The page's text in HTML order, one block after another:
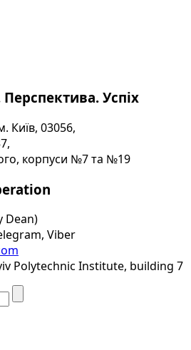
Успіх
Київ, 03056,
корпуси №7 та №19
Dean)
Viber
Polytechnic Institute, building 7